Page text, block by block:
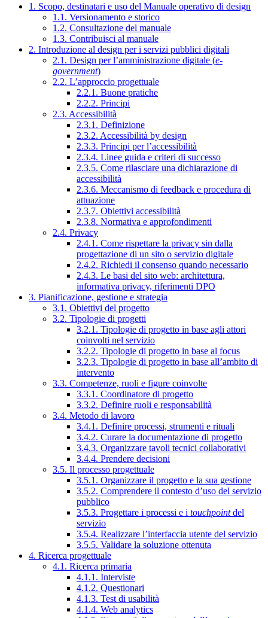
1. Scopo, destinatari e uso del Manuale operativo di design
1.1. Versionamento e storico
1.2. Consultazione del manuale
1.3. Contribuisci al manuale
2. Introduzione al design per i servizi pubblici digitali
2.1. Design per l’amministrazione digitale (e-
government)
2.2. L’approccio progettuale
2.2.1. Buone pratiche
2.2.2. Principi
2.3. Accessibilità
2.3.1. Definizione
2.3.2. Accessibilità by design
2.3.3. Principi per l’accessibilità
2.3.4. Linee guida e criteri di successo
2.3.5. Come rilasciare una dichiarazione di
accessibilità
2.3.6. Meccanismo di feedback e procedura di
attuazione
2.3.7. Obiettivi accessibilità
2.3.8. Normativa e approfondimenti
2.4. Privacy
2.4.1. Come rispettare la privacy sin dalla
progettazione di un sito o servizio digitale
2.4.2. Richiedi il consenso quando necessario
2.4.3. Le basi del sito web: architettura,
informativa privacy, riferimenti DPO
3. Pianificazione, gestione e strategia
3.1. Obiettivi del progetto
3.2. Tipologie di progetti
3.2.1. Tipologie di progetto in base agli attori
coinvolti nel servizio
3.2.2. Tipologie di progetto in base al focus
3.2.3. Tipologie di progetto in base all’ambito di
intervento
3.3. Competenze, ruoli e figure coinvolte
3.3.1. Coordinatore di progetto
3.3.2. Definire ruoli e responsabilità
3.4. Metodo di lavoro
3.4.1. Definire processi, strumenti e rituali
3.4.2. Curare la documentazione di progetto
3.4.3. Organizzare tavoli tecnici collaborativi
3.4.4. Prendere decisioni
3.5. Il processo progettuale
3.5.1. Organizzare il progetto e la sua gestione
3.5.2. Comprendere il contesto d’uso del servizio
pubblico
3.5.3. Progettare i processi e i touchpointdel
servizio
3.5.4. Realizzare l’interfaccia utente del servizio
3.5.5. Validare la soluzione ottenuta
4. Ricerca progettuale
4.1. Ricerca primaria
4.1.1. Interviste
4.1.2. Questionari
4.1.3. Test di usabilità
4.1.4. Web analytics